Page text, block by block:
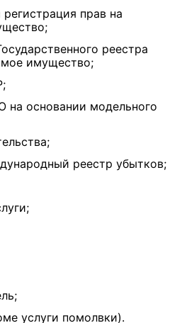
регистрация прав на
реестра
имущество;
на основании модельного
реестр убытков;
услуги помолвки).